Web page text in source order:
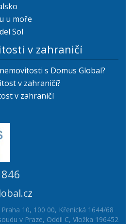
u moře
Sol
v zahraničí
s Domus Global?
v zahraničí?
v zahraničí
10, 100 00, Křenická 1644/68
v Praze, Oddíl C, Vložka 196452